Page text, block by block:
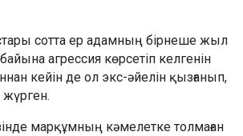
сотта ер адамның бірнеше жыл
агрессия көрсетіп келгенін
кейін де ол экс-әйелін қызғанып,
марқұмның кәмелетке толмаған